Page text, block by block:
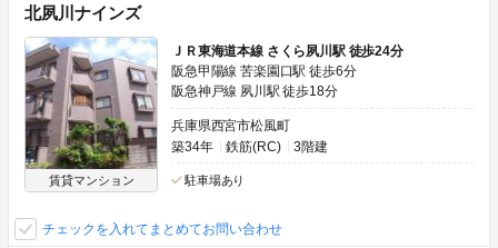
北夙川ナインズ
賃貸マンション
ＪＲ東海道本線 さくら夙川駅 徒歩24分
阪急甲陽線 苦楽園口駅 徒歩6分
阪急神戸線 夙川駅 徒歩18分
兵庫県西宮市松風町
築34年
鉄筋(RC) 3階建
駐車場あり
チェックを入れてまとめてお問い合わせ